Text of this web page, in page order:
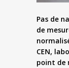
Pas de
de
CEN,
point de